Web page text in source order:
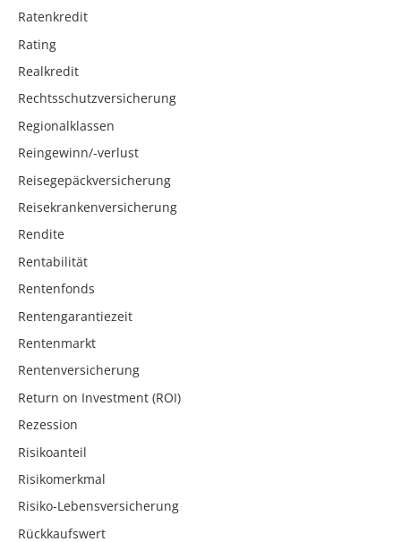
Ratenkredit
Rating
Realkredit
Rechtsschutzversicherung
Regionalklassen
Reingewinn/-verlust
Reisegepäckversicherung
Reisekrankenversicherung
Rendite
Rentabilität
Rentenfonds
Rentengarantiezeit
Rentenmarkt
Rentenversicherung
Return on Investment (ROI)
Rezession
Risikoanteil
Risikomerkmal
Risiko-Lebensversicherung
Rückkaufswert